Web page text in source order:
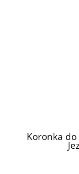
Koronka do